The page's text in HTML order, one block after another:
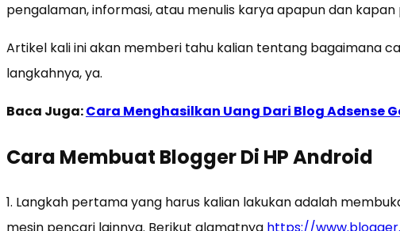
pengalaman, informasi, atau menulis karya apapun dan kapan
Artikel kali ini akan memberi tahu kalian tentang bagaimana
langkahnya, ya.
Baca Juga:Cara Menghasilkan Uang Dari Blog Adsense
Cara Membuat Blogger Di HP Android
1. Langkah pertama yang harus kalian lakukan adalah
mesin pencari lainnya. Berikut alamatnya https://